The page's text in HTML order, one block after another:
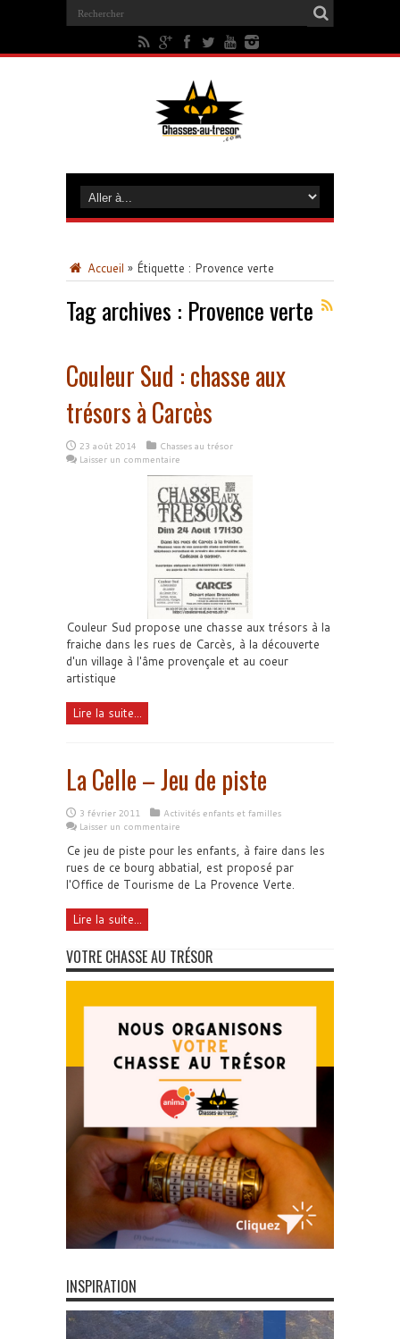
Accueil » Étiquette : Provence verte
Tag archives : Provence verte
Couleur Sud : chasse aux
trésors à Carcès
23 août 2014
Chasses au trésor
Laisser un commentaire
Couleur Sud propose une chasse aux trésors à la
fraiche dans les rues de Carcès, à la découverte
d'un village à l'âme provençale et au coeur
artistique
Lire la suite...
La Celle – Jeu de piste
3 février 2011
Activités enfants et familles
Laisser un commentaire
Ce jeu de piste pour les enfants, à faire dans les
rues de ce bourg abbatial, est proposé par
l'Office de Tourisme de La Provence Verte.
Lire la suite...
VOTRE CHASSE AU TRÉSOR
INSPIRATION